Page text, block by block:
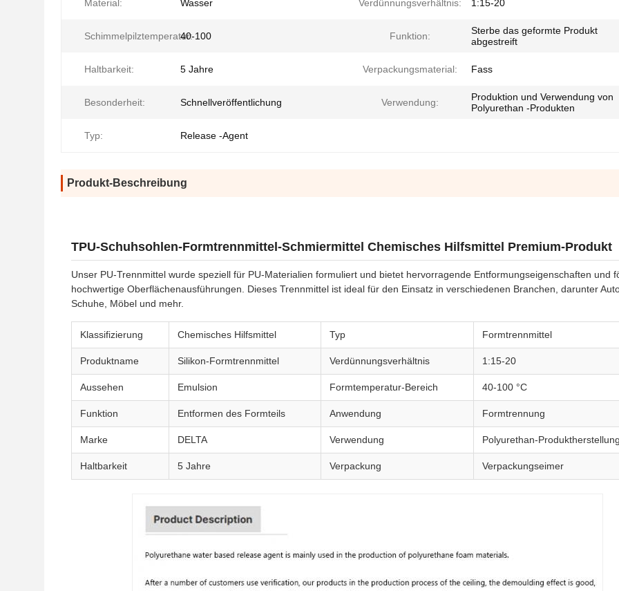
Material: Wasser Verdünnungsverhältnis: 1:15-20
Schimmelpilztemperatur:40-100 Funktion:
Sterbe das geformte Produkt
abgestreift
Haltbarkeit: 5 Jahre Verpackungsmaterial: Fass
Besonderheit: Schnellveröffentlichung Verwendung:
Produktion und Verwendung von
Polyurethan -Produkten
Typ: Release -Agent
Produkt-Beschreibung
TPU-Schuhsohlen-Formtrennmittel-Schmiermittel Chemisches Hilfsmittel Premium-Produkt
Unser PU-Trennmittel wurde speziell für PU-Materialien formuliert und bietet hervorragende Entformungseigenschaften und
hochwertige Oberflächenausführungen. Dieses Trennmittel ist ideal für den Einsatz in verschiedenen Branchen, darunter
Schuhe, Möbel und mehr.
Klassifizierung Chemisches Hilfsmittel Typ Formtrennmittel
Produktname Silikon-Formtrennmittel Verdünnungsverhältnis 1:15-20
Aussehen Emulsion Formtemperatur-Bereich 40-100 °C
Funktion Entformen des Formteils Anwendung Formtrennung
Marke DELTA Verwendung Polyurethan-
Haltbarkeit 5 Jahre Verpackung Verpackungseimer